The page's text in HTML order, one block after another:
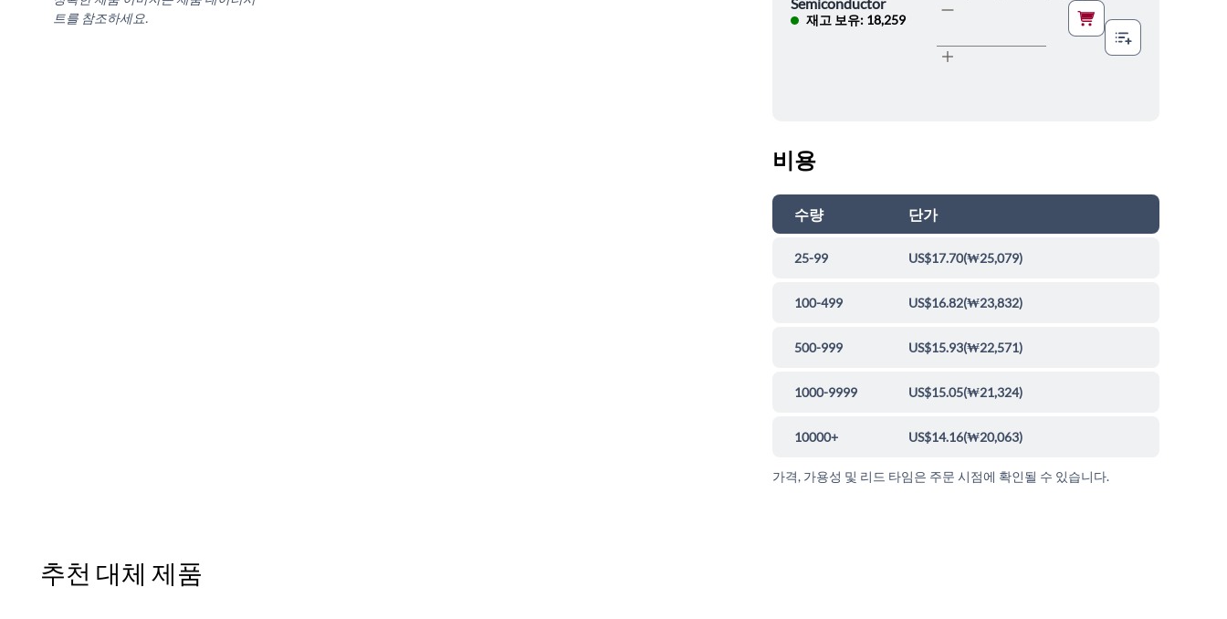
트를 참조하세요.
재고 보유: 18,259
비용
수량 단가
25-99 US$17.70(₩25,079)
100-499 US$16.82(₩23,832)
500-999 US$15.93(₩22,571)
1000-9999 US$15.05(₩21,324)
10000+ US$14.16(₩20,063)
가격, 가용성 및 리드 타임은 주문 시점에 확인될 수 있습니다.
추천 대체 제품